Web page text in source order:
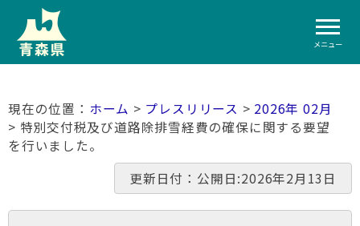
メニュー
ホーム > プレスリリース > 2026年 02月
> 特別交付税及び道路除排雪経費の確保に関する要望
を行いました。
更新日付：公開日:2026年2月13日